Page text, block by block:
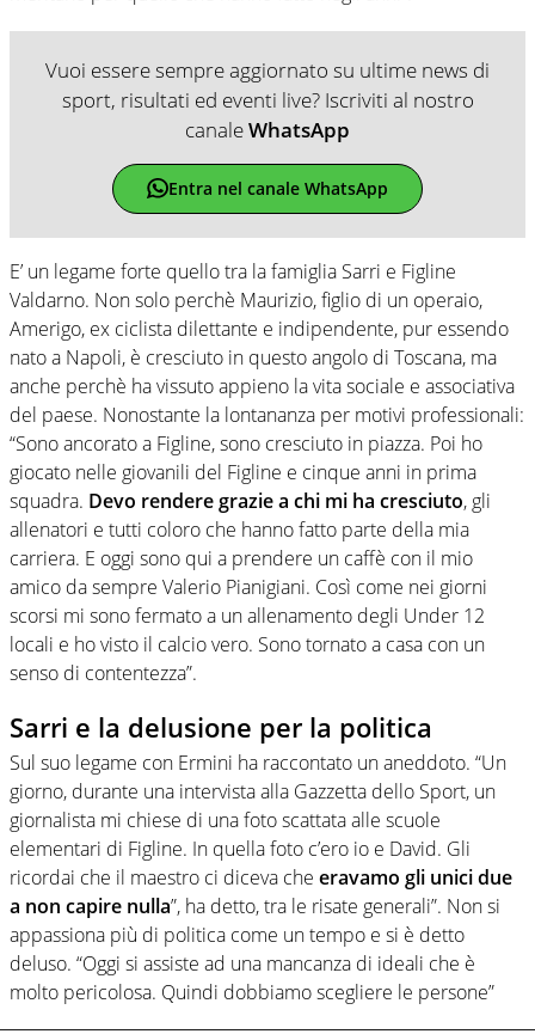
Vuoi essere sempre aggiornato su ultime news di
sport, risultati ed eventi live? Iscriviti al nostro
canaleWhatsApp
Entra nel canale WhatsApp
E’ un legame forte quello tra la famiglia Sarri e Figline
Valdarno. Non solo perchè Maurizio, figlio di un operaio,
Amerigo, ex ciclista dilettante e indipendente, pur essendo
nato a Napoli, è cresciuto in questo angolo di Toscana, ma
anche perchè ha vissuto appieno la vita sociale e associativa
del paese. Nonostante la lontananza per motivi professionali:
“Sono ancorato a Figline, sono cresciuto in piazza. Poi ho
giocato nelle giovanili del Figline e cinque anni in prima
squadra. Devo rendere grazie a chi mi ha cresciuto, gli
allenatori e tutti coloro che hanno fatto parte della mia
carriera. E oggi sono qui a prendere un caffè con il mio
amico da sempre Valerio Pianigiani. Così come nei giorni
scorsi mi sono fermato a un allenamento degli Under 12
locali e ho visto il calcio vero. Sono tornato a casa con un
senso di contentezza”.
Sarri e la delusione per la politica
Sul suo legame con Ermini ha raccontato un aneddoto. “Un
giorno, durante una intervista alla Gazzetta dello Sport, un
giornalista mi chiese di una foto scattata alle scuole
elementari di Figline. In quella foto c’ero io e David. Gli
ricordai che il maestro ci diceva che eravamo gli unici due
a non capire nulla”, ha detto, tra le risate generali”. Non si
appassiona più di politica come un tempo e si è detto
deluso. “Oggi si assiste ad una mancanza di ideali che è
molto pericolosa. Quindi dobbiamo scegliere le persone”